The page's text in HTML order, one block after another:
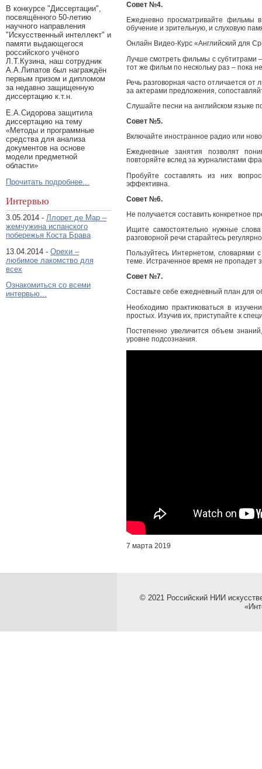
В конкурсе "Диссертации",
посвящённого 50-летию
научного направления
"Искусственный интеллект" и
памяти выдающегося
российского учёного
Л.Т.Кузина, наш сотрудник
А.А.Липатов был награждён
первым призом и дипломом
за недавно защищенную
диссертацию к.т.н.
Е.А.Сидорова защитила
диссертацию на тему
«Методы и программные
средства для анализа
документов на основе
модели предметной
области»
Прочитать подробнее...
Интервью
3.05.2014 - Ллорет де Мар –
жемчужина испанского
побережья Коста Брава
13.04.2014 - Орехи –
любимое лакомство для
всех
Ознакомиться со всеми
интервью...
Совет №4.
Ежедневно просматривайте фильмы
обучение и зрительную, и слуховую
Онлайн Видео-Курс «Английский для
Лучше смотреть фильмы с субтитрами
тот же фильм по нескольку раз – пока
Речь разговорная часто отличается от
за актерами предложения,
Слушайте песни на английском языке
Совет №5.
Включайте иностранное радио или
Ежедневные занятия позволят
повторяйте вслед за журналистами
Пробуйте составлять из них
эффективна.
Совет №6.
Не получается составить конкретное
Ищите самостоятельно нужные
разговорной речи старайтесь
Пользуйтесь Интернетом, словарями
теме. Истраченное время не пропадет
Совет №7.
Составьте себе ежедневный план для
Необходимо практиковаться в
простых. Изучив их, приступайте к
Постепенно увеличится объем
уровне подсознания.
7 марта 2019
© 2021 Российский НИИ